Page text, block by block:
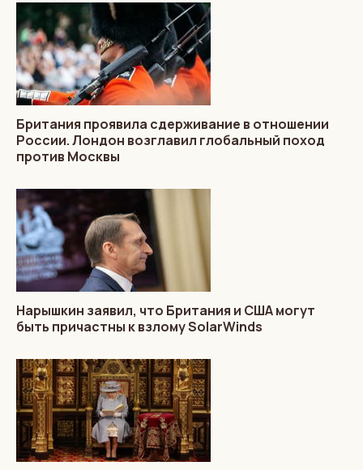
Британия проявила сдерживание в отношении
России. Лондон возглавил глобальный поход
против Москвы
Нарышкин заявил, что Британия и США могут
быть причастны к взлому SolarWinds